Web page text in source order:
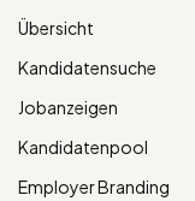
Übersicht
Kandidatensuche
Jobanzeigen
Kandidatenpool
Employer Branding